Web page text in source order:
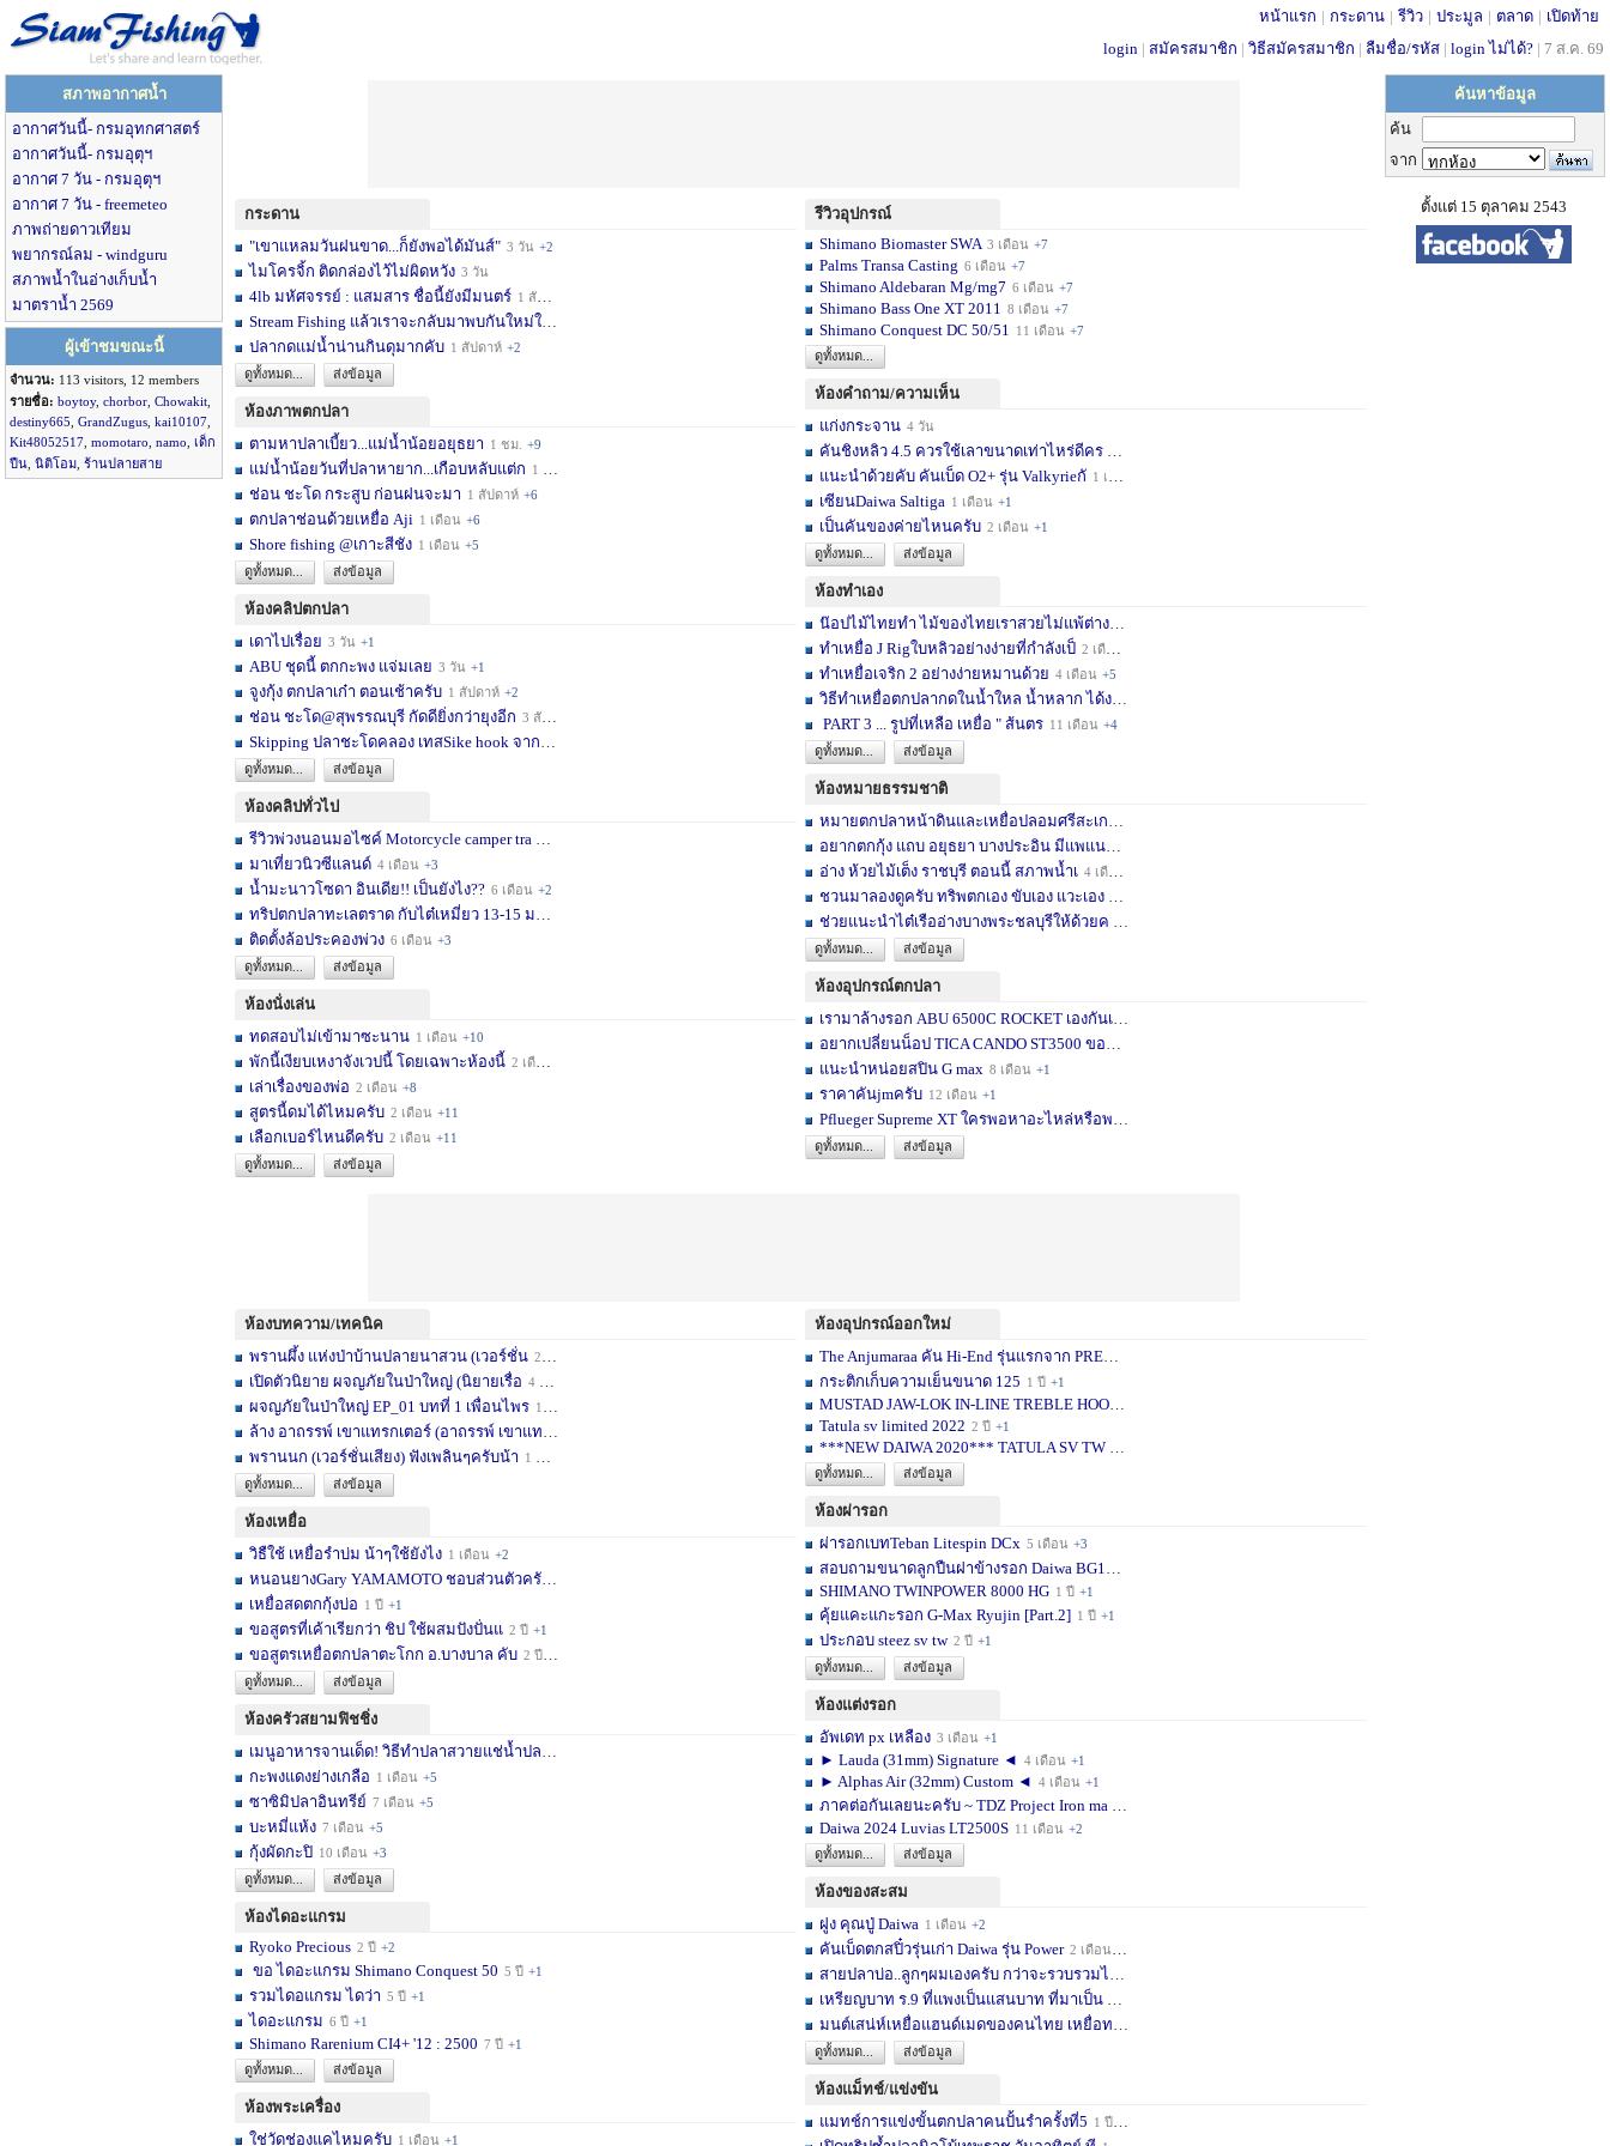
หน้าแรก | กระดาน | รีวิว | ประมูล | ตลาด | เปิดท้าย
login | สมัครสมาชิก | วิธีสมัครสมาชิก | ลืมชื่อ/รหัส | login ไม่ได้? | 7 ส.ค. 69
สภาพอากาศน้ำ
อากาศวันนี้- กรมอุทกศาสตร์
อากาศวันนี้- กรมอุตุฯ
อากาศ 7 วัน - กรมอุตุฯ
อากาศ 7 วัน - freemeteo
ภาพถ่ายดาวเทียม
พยากรณ์ลม - windguru
สภาพน้ำในอ่างเก็บน้ำ
มาตราน้ำ 2569
ผู้เข้าชมขณะนี้
จำนวน: 113 visitors, 12 members
รายชื่อ: boytoy, chorbor Chowakit
destiny665 GrandZugus kai10107
Kit48052517 momotaro namo เด็ก
ปืน นิติโอม ร้านปลายสาย
กระดาน
"เขาแหลมวันฝนขาด...ก็ยังพอได้มันส์" 3 วัน +2
ไมโครจิ้ก ติดกล่องไว้ไม่ผิดหวัง 3 วัน
4lb มหัศจรรย์ : แสมสาร ชื่อนี้ยังมีมนตร์ 1 สัปดาห์
Stream Fishing แล้วเราจะกลับมาพบกันใหม่ใ
ปลากดแม่น้ำน่านกินดุมากคับ 1 สัปดาห์ +2
ดูทั้งหมด...
ส่งข้อมูล
ห้องภาพตกปลา
ตามหาปลาเบี้ยว...แม่น้ำน้อยอยุธยา 1 ชม. +9
แม่น้ำน้อยวันที่ปลาหายาก...เกือบหลับแต่ก 1 ชม.
ช่อน ชะโด กระสูบ ก่อนฝนจะมา 1 สัปดาห์ +6
ตกปลาช่อนด้วยเหยื่อ Aji 1 เดือน +6
Shore fishing @เกาะสีชัง 1 เดือน +5
ดูทั้งหมด...
ส่งข้อมูล
ห้องคลิปตกปลา
เดาไปเรื่อย 3 วัน +1
ABU ชุดนี้ ตกกะพง แจ่มเลย 3 วัน +1
จูงกุ้ง ตกปลาเก๋า ตอนเช้าครับ 1 สัปดาห์ +2
ช่อน ชะโด@สุพรรณบุรี กัดดียิ่งกว่ายุงอีก 3 สัปดาห์
Skipping ปลาชะโดคลอง เทสSike hook จากLF
ดูทั้งหมด...
ส่งข้อมูล
ห้องคลิปทั่วไป
รีวิวพ่วงนอนมอไซค์ Motorcycle camper tra
มาเที่ยวนิวซีแลนด์ 4 เดือน +3
น้ำมะนาวโซดา อินเดีย!! เป็นยังไง?? 6 เดือน +2
ทริปตกปลาทะเลตราด กับไต๋เหมี่ยว 13-15 มก
ติดตั้งล้อประคองพ่วง 6 เดือน +3
ดูทั้งหมด...
ส่งข้อมูล
ห้องนั่งเล่น
ทดสอบไม่เข้ามาซะนาน 1 เดือน +10
พักนี้เงียบเหงาจังเวปนี้ โดยเฉพาะห้องนี้ 2 เดือน
เล่าเรื่องของพ่อ 2 เดือน +8
สูตรนี้ดมได้ไหมครับ 2 เดือน +11
เลือกเบอร์ไหนดีครับ 2 เดือน +11
ดูทั้งหมด...
ส่งข้อมูล
รีวิวอุปกรณ์
Shimano Biomaster SWA 3 เดือน +7
Palms Transa Casting 6 เดือน +7
Shimano Aldebaran Mg/mg7 6 เดือน +7
Shimano Bass One XT 2011 8 เดือน +7
Shimano Conquest DC 50/51 11 เดือน +7
ดูทั้งหมด...
ห้องคำถาม/ความเห็น
แก่งกระจาน 4 วัน
คันชิงหลิว 4.5 ควรใช้เลาขนาดเท่าไหร่ดีคร
แนะนำด้วยคับ คันเบ็ด O2+ รุ่น Valkyrieกั 1 เดือน
เซียนDaiwa Saltiga 1 เดือน +1
เป็นคันของค่ายไหนครับ 2 เดือน +1
ดูทั้งหมด...
ส่งข้อมูล
ห้องทำเอง
น๊อปไม้ไทยทำ ไม้ของไทยเราสวยไม่แพ้ต่างชา
ทำเหยื่อ J Rigใบหลิวอย่างง่ายที่กำลังเป็ 2 เดือน
ทำเหยื่อเจริก 2 อย่างง่ายหมานด้วย 4 เดือน +5
วิธีทำเหยื่อตกปลากดในน้ำใหล น้ำหลาก ได้ง
PART 3 ... รูปที่เหลือ เหยื่อ " ส้นตร 11 เดือน +4
ดูทั้งหมด...
ส่งข้อมูล
ห้องหมายธรรมชาติ
หมายตกปลาหน้าดินและเหยื่อปลอมศรีสะเกษครั
อยากตกกุ้ง แถบ อยุธยา บางประอิน มีแพแนะน
อ่าง ห้วยไม้เต็ง ราชบุรี ตอนนี้ สภาพน้ำเ 4 เดือน
ชวนมาลองดูครับ ทริพตกเอง ขับเอง แวะเอง จ
ช่วยแนะนำไต๋เรืออ่างบางพระชลบุรีให้ด้วยค
ดูทั้งหมด...
ส่งข้อมูล
ห้องอุปกรณ์ตกปลา
เรามาล้างรอก ABU 6500C ROCKET เองกันเถอ
อยากเปลี่ยนน็อป TICA CANDO ST3500 ขอคำแน
แนะนำหน่อยสปิน G max 8 เดือน +1
ราคาคันjmครับ 12 เดือน +1
Pflueger Supreme XT ใครพอหาอะไหล่หรือพอซ
ดูทั้งหมด...
ส่งข้อมูล
ห้องบทความ/เทคนิค
พรานผึ้ง แห่งป่าบ้านปลายนาสวน (เวอร์ชั่น 2 เดือน
เปิดตัวนิยาย ผจญภัยในป่าใหญ่ (นิยายเรื่อ 4 เดือน
ผจญภัยในป่าใหญ่ EP_01 บทที่ 1 เพื่อนไพร 11 เดือน
ล้าง อาถรรพ์ เขาแทรกเตอร์ (อาถรรพ์ เขาแท
พรานนก (เวอร์ชั่นเสียง) ฟังเพลินๆครับน้า 1 ปี
ดูทั้งหมด...
ส่งข้อมูล
ห้องเหยื่อ
วิธืใช้ เหยื่อรำบ่ม น้าๆใช้ยังไง 1 เดือน +2
หนอนยางGary YAMAMOTO ชอบส่วนตัวครับ... เ
เหยื่อสดตกกุ้งบ่อ 1 ปี +1
ขอสูตรที่เค้าเรียกว่า ชิป ใช้ผสมปังปั่นแ 2 ปี +1
ขอสูตรเหยื่อตกปลาตะโกก อ.บางบาล คับ 2 ปี
ดูทั้งหมด...
ส่งข้อมูล
ห้องครัวสยามฟิชชิ่ง
เมนูอาหารจานเด็ด! วิธีทำปลาสวายแช่น้ำปลา
กะพงแดงย่างเกลือ 1 เดือน +5
ซาซิมิปลาอินทรีย์ 7 เดือน +5
บะหมี่แห้ง 7 เดือน +5
กุ้งผัดกะปิ 10 เดือน +3
ดูทั้งหมด...
ส่งข้อมูล
ห้องไดอะแกรม
Ryoko Precious 2 ปี +2
ขอ ไดอะแกรม Shimano Conquest 50 5 ปี +1
รวมไดอแกรม ไดว่า 5 ปี +1
ไดอะแกรม 6 ปี +1
Shimano Rarenium CI4+ '12 : 2500 7 ปี +1
ดูทั้งหมด...
ส่งข้อมูล
ห้องพระเครื่อง
ใช่วัดช่องแคไหมครับ 1 เดือน +1
ห้องอุปกรณ์ออกใหม่
The Anjumaraa คัน Hi-End รุ่นแรกจาก PREY
กระติกเก็บความเย็นขนาด 125 1 ปี +1
MUSTAD JAW-LOK IN-LINE TREBLE HOOK - 5X
Tatula sv limited 2022 2 ปี +1
***NEW DAIWA 2020*** TATULA SV TW
ดูทั้งหมด...
ส่งข้อมูล
ห้องผ่ารอก
ผ่ารอกเบทTeban Litespin DCx 5 เดือน +3
สอบถามขนาดลูกปืนฝาข้างรอก Daiwa BG10
SHIMANO TWINPOWER 8000 HG 1 ปี +1
คุ้ยแคะแกะรอก G-Max Ryujin [Part.2] 1 ปี +1
ประกอบ steez sv tw 2 ปี +1
ดูทั้งหมด...
ส่งข้อมูล
ห้องแต่งรอก
อัพเดท px เหลือง 3 เดือน +1
► Lauda (31mm) Signature ◄ 4 เดือน +1
► Alphas Air (32mm) Custom ◄ 4 เดือน +1
ภาคต่อกันเลยนะครับ ~ TDZ Project Iron ma
Daiwa 2024 Luvias LT2500S 11 เดือน +2
ดูทั้งหมด...
ส่งข้อมูล
ห้องของสะสม
ฝูง คุณปู่ Daiwa 1 เดือน +2
คันเบ็ดตกสปิ๋วรุ่นเก่า Daiwa รุ่น Power 2 เดือน
สายปลาบ่อ..ลูกๆผมเองครับ กว่าจะรวบรวมได้
เหรียญบาท ร.9 ที่แพงเป็นแสนบาท ที่มาเป็น
มนต์เสน่ห์เหยื่อแฮนด์เมดของคนไทย เหยื่อท
ดูทั้งหมด...
ส่งข้อมูล
ห้องแม็ทช์/แข่งขัน
แมทช์การแข่งขั้นตกปลาคนปั้นรำครั้งที่5 1 ปี
ค้นหาข้อมูล
ค้น
จาก
ตั้งแต่ 15 ตุลาคม 2543